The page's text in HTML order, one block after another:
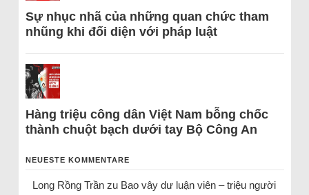
Sự nhục nhã của những quan chức tham
nhũng khi đối diện với pháp luật
Hàng triệu công dân Việt Nam bỗng chốc
thành chuột bạch dưới tay Bộ Công An
NEUESTE KOMMENTARE
Long Rồng Trầnzu Bao vây dư luận viên – triệu người